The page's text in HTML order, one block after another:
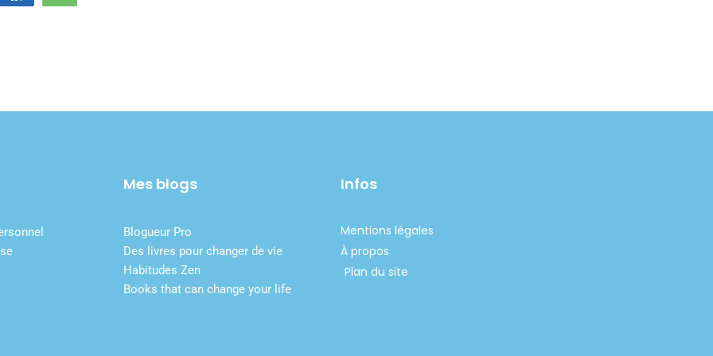
Mes blogs
Blogueur Pro
Des livres pour changer de vie
Habitudes Zen
Books that can change your life
Infos
Mentions légales
À propos
Plan du site